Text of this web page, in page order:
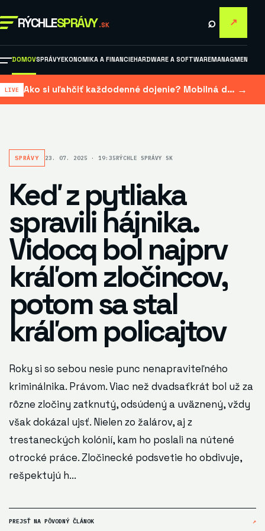
RÝCHLESPRÁVY .SK ⌕ ↗
DOMOVSPRÁVYEKONOMIKA A FINANCIEHARDWARE A SOFTWAREMANAGMENT A
Ako si uľahčiť každodenné dojenie? Mobilná dojačka šetrí čas aj námahu →
SPRÁVY 23. 07. 2025 · 19:35RÝCHLE SPRÁVY SK
Keď z pytliaka
spravili hájnika.
Vidocq bol najprv
kráľom zločincov,
potom sa stal
kráľom policajtov
Roky si so sebou nesie punc nenapraviteľného
kriminálnika. Právom. Viac než dvadsaťkrát bol už za
rôzne zločiny zatknutý, odsúdený a uväznený, vždy
však dokázal ujsť. Nielen zo žalárov, aj z
trestaneckých kolónií, kam ho poslali na nútené
otrocké práce. Zločinecké podsvetie ho obdivuje,
rešpektujú h...
PREJSŤ NA PÔVODNÝ ČLÁNOK ↗